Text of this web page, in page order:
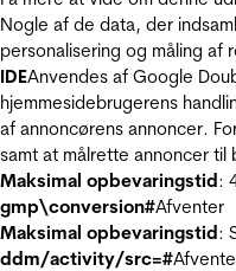
Nogle af de data, der
personalisering og måling af
IDEAnvendes af Google
hjemmesidebrugerens
af annoncørens annoncer.
samt at målrette annoncer til
Maksimal opbevaringstid:
gmp\conversion#Afventer
Maksimal opbevaringstid:
ddm/activity/src=#